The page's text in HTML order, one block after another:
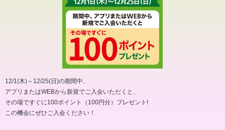
12/1(木)～ 12/25(日 )の期間中、
アプリまたはWEBから新規でご入会いただくと、
その場ですぐに100ポイント（ 100円分）プレゼント !
この機会にぜひご入会ください！